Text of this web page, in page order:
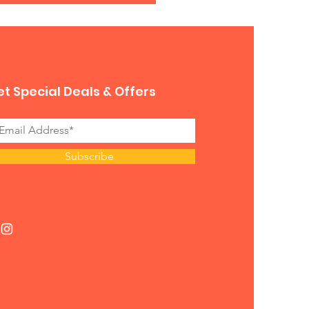
Special Deals & Offers
Subscribe